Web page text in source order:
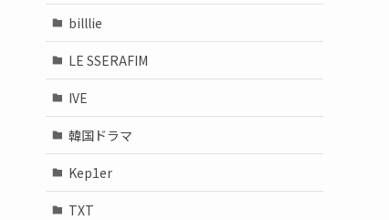
billlie
LE SSERAFIM
IVE
韓国ドラマ
Kep1er
TXT